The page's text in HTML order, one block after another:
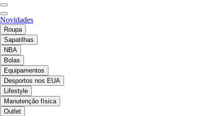
Novidades
Roupa
Sapatilhas
NBA
Bolas
Equipamentos
Desportos nos EUA
Lifestyle
Manutenção física
Outlet